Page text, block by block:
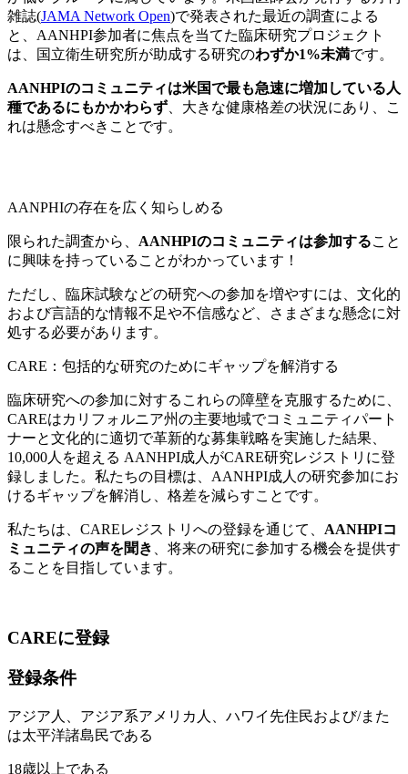
雑誌(JAMA Network Open)で発表された最近の調査による
と、AANHPI参加者に焦点を当てた臨床研究プロジェクト
は、国立衛生研究所が助成する研究のわずか1%未満です。
AANHPIのコミュニティは米国で最も急速に増加している人
種であるにもかかわらず 、大きな健康格差の状況にあり、こ
れは懸念すべきことです。
AANPHIの存在を広く知らしめる
限られた調査から、 AANHPIのコミュニティは参加すること
に興味を持っていることがわかっています！
ただし、臨床試験などの研究への参加を増やすには、文化的
および言語的な情報不足や不信感など、さまざまな懸念に対
処する必要があります。
CARE：包括的な研究のためにギャップを解消する
臨床研究への参加に対するこれらの障壁を克服するために、
CAREはカリフォルニア州の主要地域でコミュニティパート
ナーと文化的に適切で革新的な募集戦略を実施した結果、
10,000人を超える AANHPI成人がCARE研究レジストリに登
録しました。私たちの目標は、AANHPI成人の研究参加にお
けるギャップを解消し、格差を減らすことです。
私たちは、CAREレジストリへの登録を通じて、 AANHPIコ
ミュニティの声を聞き
、将来の研究に参加する機会を提供す
ることを目指しています。
CAREに登録
登録条件
アジア人、アジア系アメリカ人、ハワイ先住民および/また
は太平洋諸島民である
18歳以上である